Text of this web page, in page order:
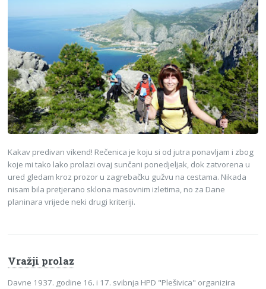
Kakav predivan vikend! Rečenica je koju si od jutra ponavljam i zbog
koje mi tako lako prolazi ovaj sunčani ponedjeljak, dok zatvorena u
ured gledam kroz prozor u zagrebačku gužvu na cestama. Nikada
nisam bila pretjerano sklona masovnim izletima, no za Dane
planinara vrijede neki drugi kriteriji.
Vražji prolaz
Davne 1937. godine 16. i 17. svibnja HPD "Plešivica" organizira